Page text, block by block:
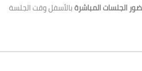
الجلسات المباشرة